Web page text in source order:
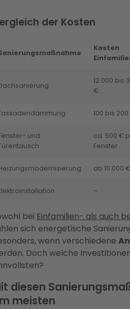
der Kosten
Kosten
12.000 bis
€
100 bis
und
ca. 500 €
Fenster
ab 10.000 €
–
bei Einfamilien- als auch
sich energetische
wenn verschiedene
Doch welche
diesen
meisten